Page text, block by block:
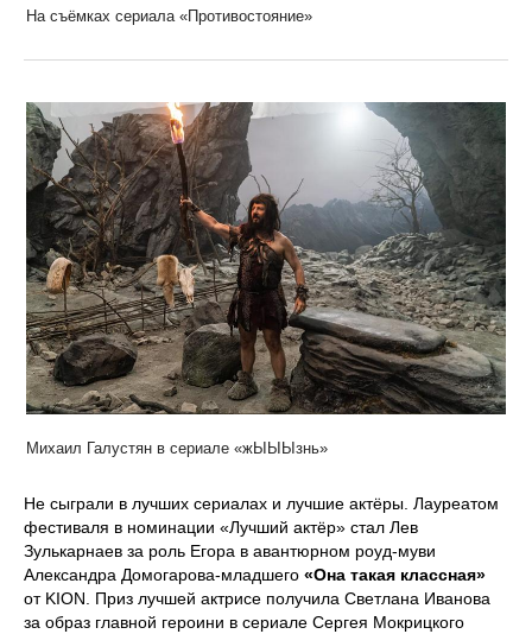
На съёмках сериала «Противостояние»
Михаил Галустян в сериале «жЫЫЫзнь»
Не сыграли в лучших сериалах и лучшие актёры. Лауреатом
фестиваля в номинации «Лучший актёр» стал Лев
Зулькарнаев за роль Егора в авантюрном роуд-муви
Александра Домогарова-младшего «Она такая классная»
от KION. Приз лучшей актрисе получила Светлана Иванова
за образ главной героини в сериале Сергея Мокрицкого